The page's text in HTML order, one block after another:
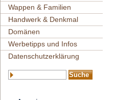
Wappen & Familien
Handwerk & Denkmal
Domänen
Werbetipps und Infos
Datenschutzerklärung